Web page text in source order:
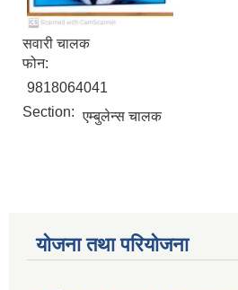
सवारी चालक
फोन:
9818064041
Section: एम्बुलेन्स चालक
योजना तथा परियोजना